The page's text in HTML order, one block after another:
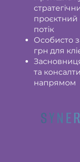
проєктний
потік
Особисто
грн для
та
напрямом